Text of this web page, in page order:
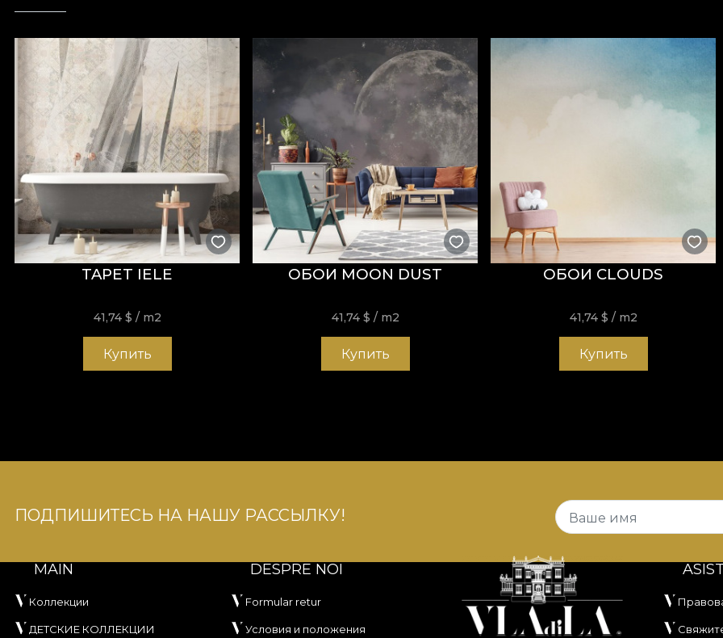
TAPET IELE
41,74 $ / m2
Купить
ОБОИ MOON DUST
41,74 $ / m2
Купить
ОБОИ CLOUDS
41,74 $ / m2
Купить
ПОДПИШИТЕСЬ НА НАШУ РАССЫЛКУ! Ваше имя
MAIN
Коллекции
ДЕТСКИЕ КОЛЛЕКЦИИ
DESPRE NOI
Formular retur
Условия и положения